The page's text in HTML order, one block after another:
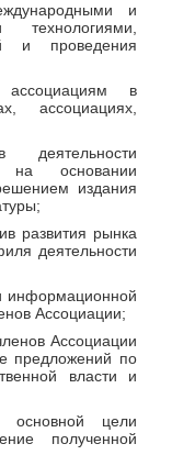
и
технологиями,
и проведения
в
ассоциациях,
деятельности
на основании
издания
развития рынка
деятельности
информационной
Ассоциации;
Ассоциации
предложений по
власти и
цели
полученной